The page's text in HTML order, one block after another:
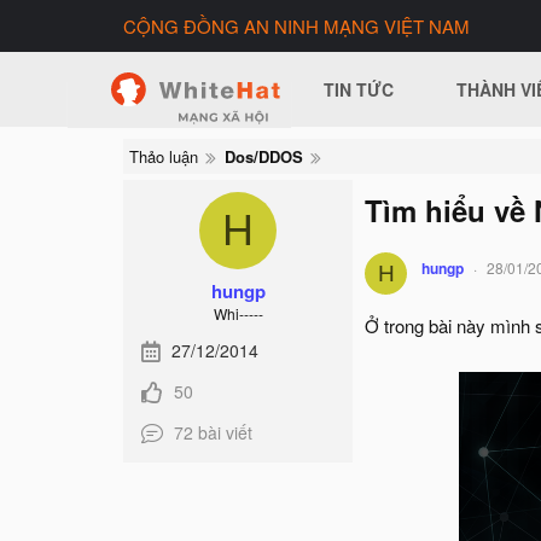
CỘNG ĐỒNG AN NINH MẠNG VIỆT NAM
TIN TỨC THÀNH
Thảo luận Dos/DDOS
H
hungp
Whi-----
27/12/2014
50
72 bài viết
Tìm hiểu về
H hungp 28/01/
Ở trong bài này mình